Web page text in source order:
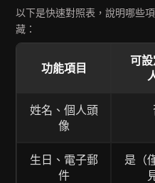
以下是快速對照表，說明哪些
藏：
功能項目
可
姓名、個人頭
像
生日、電子郵
件
是（